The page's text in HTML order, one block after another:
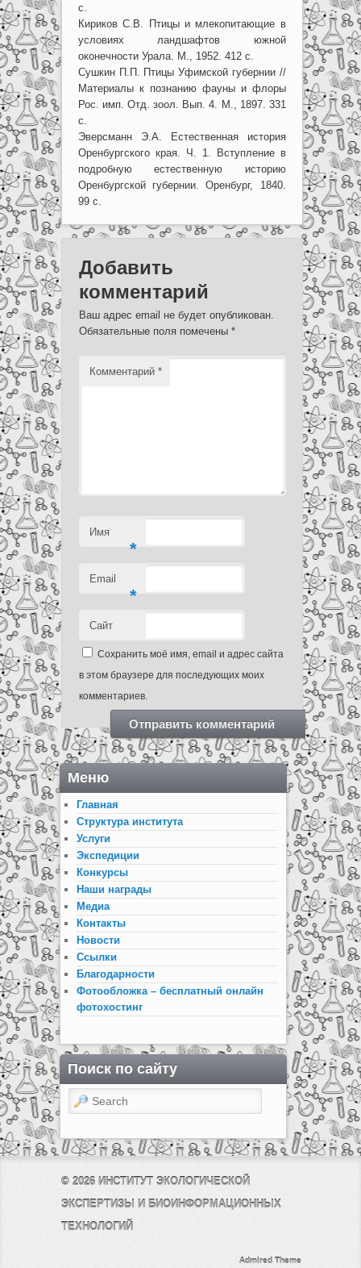
с.
Кириков С.В. Птицы и млекопитающие в
условиях ландшафтов южной
оконечности Урала. М., 1952. 412 с.
Сушкин П.П. Птицы Уфимской губернии //
Материалы к познанию фауны и флоры
Рос. имп. Отд. зоол. Вып. 4. М., 1897. 331
с.
Эверсманн Э.А. Естественная история
Оренбургского края. Ч. 1. Вступление в
подробную естественную историю
Оренбургской губернии. Оренбург, 1840.
99 с.
Добавить
комментарий
Ваш адрес email не будет опубликован.
Обязательные поля помечены *
Комментарий *
Имя
*
Email
*
Сайт
Сохранить моё имя, email и адрес сайта
в этом браузере для последующих моих
комментариев.
Меню
Главная
Структура института
Услуги
Экспедиции
Конкурсы
Наши награды
Медиа
Контакты
Новости
Ссылки
Благодарности
Фотообложка – бесплатный онлайн
фотохостинг
Поиск по сайту
Search
© 2026 ИНСТИТУТ ЭКОЛОГИЧЕСКОЙ
ЭКСПЕРТИЗЫ И БИОИНФОРМАЦИОННЫХ
ТЕХНОЛОГИЙ
Admired Theme